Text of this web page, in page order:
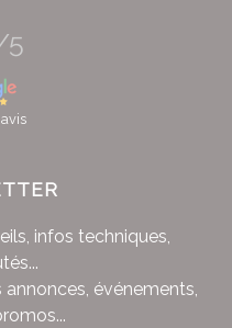
infos techniques,
événements,